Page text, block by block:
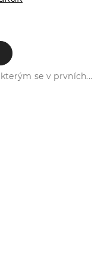
se v prvních...